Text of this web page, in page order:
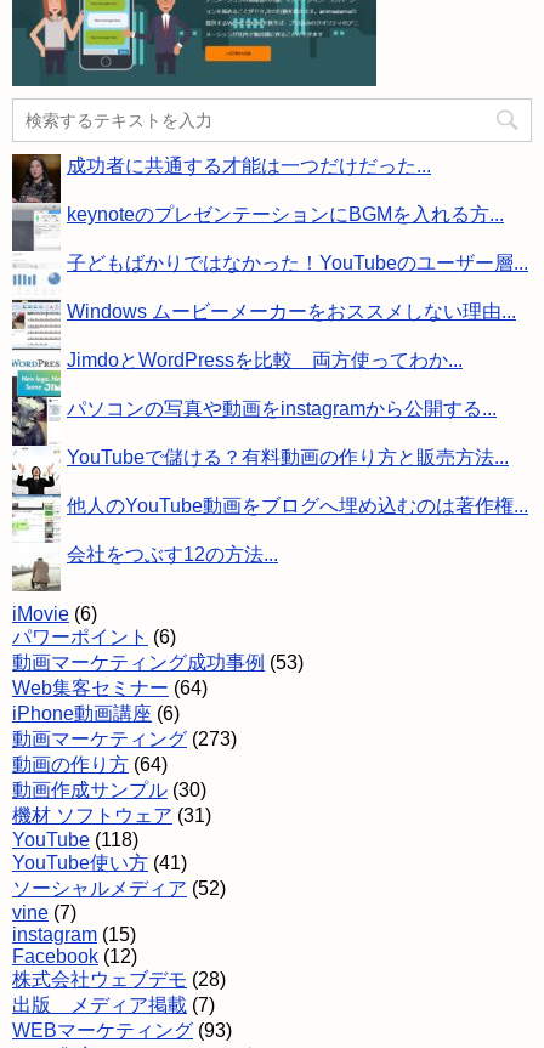
成功者に共通する才能は一つだけだった...
keynoteのプレゼンテーションにBGMを入れる方...
子どもばかりではなかった！YouTubeのユーザー層...
Windows ムービーメーカーをおススメしない理由...
JimdoとWordPressを比較 両方使ってわか...
パソコンの写真や動画をinstagramから公開する...
YouTubeで儲ける？有料動画の作り方と販売方法...
他人のYouTube動画をブログへ埋め込むのは著作権...
会社をつぶす12の方法...
iMovie (6)
パワーポイント (6)
動画マーケティング成功事例 (53)
Web集客セミナー (64)
iPhone動画講座 (6)
動画マーケティング (273)
動画の作り方 (64)
動画作成サンプル (30)
機材 ソフトウェア (31)
YouTube (118)
YouTube使い方 (41)
ソーシャルメディア (52)
vine (7)
instagram (15)
Facebook (12)
株式会社ウェブデモ (28)
出版 メディア掲載 (7)
WEBマーケティング (93)